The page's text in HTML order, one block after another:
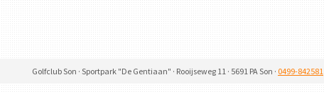
Golfclub Son · Sportpark "De Gentiaan" · Rooijseweg 11 · 5691 PA Son · 0499-842581